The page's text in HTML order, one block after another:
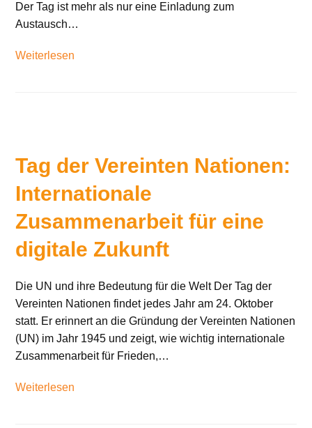
Der Tag ist mehr als nur eine Einladung zum
Austausch…
Weiterlesen
Tag der Vereinten Nationen:
Internationale
Zusammenarbeit für eine
digitale Zukunft
Die UN und ihre Bedeutung für die Welt Der Tag der
Vereinten Nationen findet jedes Jahr am 24. Oktober
statt. Er erinnert an die Gründung der Vereinten Nationen
(UN) im Jahr 1945 und zeigt, wie wichtig internationale
Zusammenarbeit für Frieden,…
Weiterlesen